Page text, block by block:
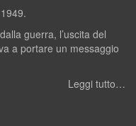
guerra, l’uscita del
a portare un messaggio
Leggi tutto…